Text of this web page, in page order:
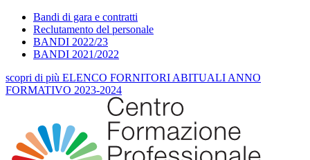
Bandi di gara e contratti
Reclutamento del personale
BANDI 2022/23
BANDI 2021/2022
scopri di più ELENCO FORNITORI ABITUALI ANNO
FORMATIVO 2023-2024